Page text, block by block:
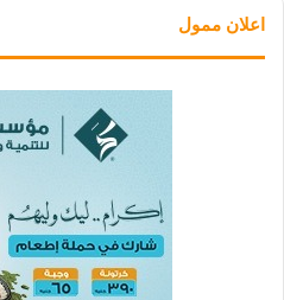
اعلان ممول